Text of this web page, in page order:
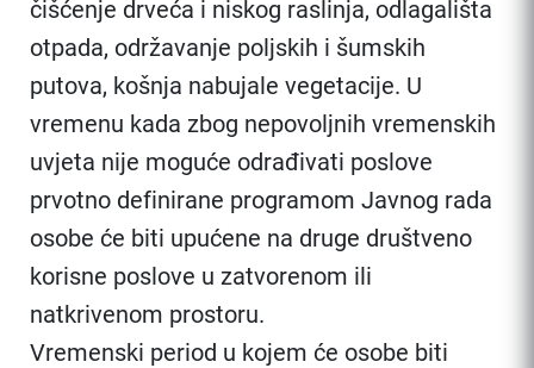
čišćenje drveća i niskog raslinja, odlagališta
otpada, održavanje poljskih i šumskih
putova, košnja nabujale vegetacije. U
vremenu kada zbog nepovoljnih vremenskih
uvjeta nije moguće odrađivati poslove
prvotno definirane programom Javnog rada
osobe će biti upućene na druge društveno
korisne poslove u zatvorenom ili
natkrivenom prostoru.
Vremenski period u kojem će osobe biti